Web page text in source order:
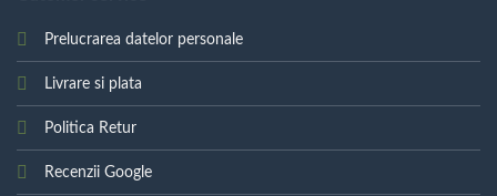
Prelucrarea datelor personale
Livrare si plata
Politica Retur
Recenzii Google